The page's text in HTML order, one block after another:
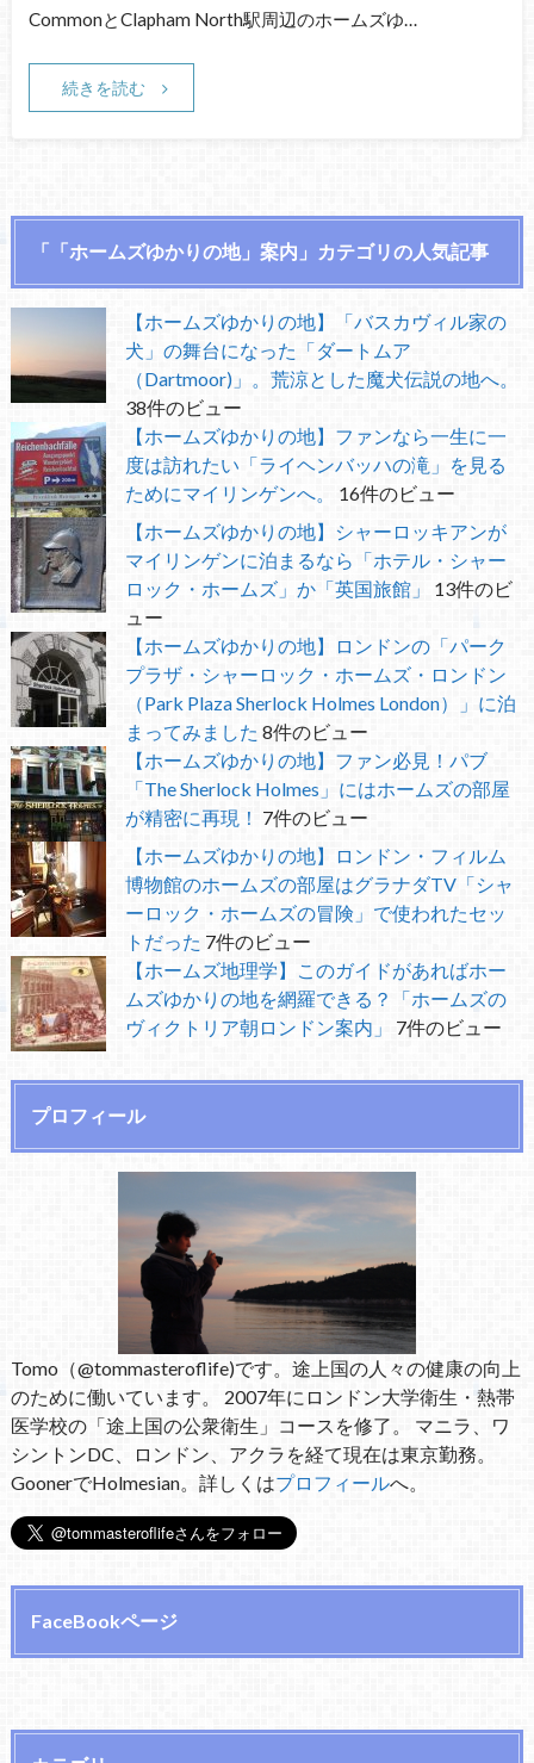
CommonとClapham North駅周辺のホームズゆ…
続きを読む
「「ホームズゆかりの地」案内」カテゴリの人気記事
【ホームズゆかりの地】「バスカヴィル家の
犬」の舞台になった「ダートムア
（Dartmoor)」。荒涼とした魔犬伝説の地へ。
38件のビュー
【ホームズゆかりの地】ファンなら一生に一
度は訪れたい「ライヘンバッハの滝」を見る
ためにマイリンゲンへ。
16件のビュー
【ホームズゆかりの地】シャーロッキアンが
マイリンゲンに泊まるなら「ホテル・シャー
ロック・ホームズ」か「英国旅館」
13件のビ
ュー
【ホームズゆかりの地】ロンドンの「パーク
プラザ・シャーロック・ホームズ・ロンドン
（Park Plaza Sherlock Holmes London）」に泊
まってみました 8件のビュー
【ホームズゆかりの地】ファン必見！パブ
「The Sherlock Holmes」にはホームズの部屋
が精密に再現！ 7件のビュー
【ホームズゆかりの地】ロンドン・フィルム
博物館のホームズの部屋はグラナダTV「シャ
ーロック・ホームズの冒険」で使われたセッ
トだった 7件のビュー
【ホームズ地理学】このガイドがあればホー
ムズゆかりの地を網羅できる？「ホームズの
ヴィクトリア朝ロンドン案内」
7件のビュー
プロフィール
Tomo（@tommasteroflife)です。途上国の人々の健康の向上
のために働いています。 2007年にロンドン大学衛生・熱帯
医学校の「途上国の公衆衛生」コースを修了。 マニラ、ワ
シントンDC、ロンドン、アクラを経て現在は東京勤務。
GoonerでHolmesian。詳しくはプロフィールへ。
FaceBookページ